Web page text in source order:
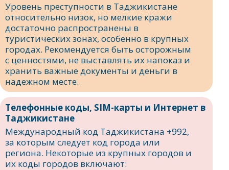
Уровень преступности в Таджикистане
относительно низок, но мелкие кражи
достаточно распространены в
туристических зонах, особенно в крупных
городах. Рекомендуется быть осторожным
с ценностями, не выставлять их напоказ и
хранить важные документы и деньги в
надежном месте.
Телефонные коды, SIM-карты и Интернет в
Таджикистане
Международный код Таджикистана +992,
за которым следует код города или
региона. Некоторые из крупных городов и
их коды городов включают: